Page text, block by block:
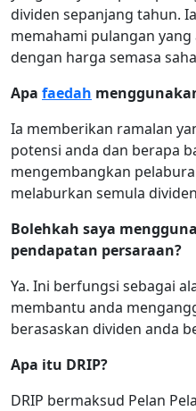
dividen sepanjang tahun.
memahami pulangan
dengan harga semasa
Apa faedah
Ia memberikan ramalan
potensi anda dan berapa
mengembangkan
melaburkan semula
Bolehkah saya
pendapatan persaraan?
Ya. Ini berfungsi sebagai
membantu anda
berasaskan dividen anda
Apa itu DRIP?
DRIP bermaksud Pelan